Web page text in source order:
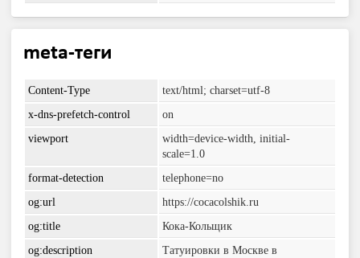
meta-теги
Content-Type
text/html; charset=utf-8
x-dns-prefetch-control
on
viewport
width=device-width, initial-
scale=1.0
format-detection
telephone=no
og:url
https://cocacolshik.ru
og:title
Кока-Кольщик
og:description
Татуировки в Москве в